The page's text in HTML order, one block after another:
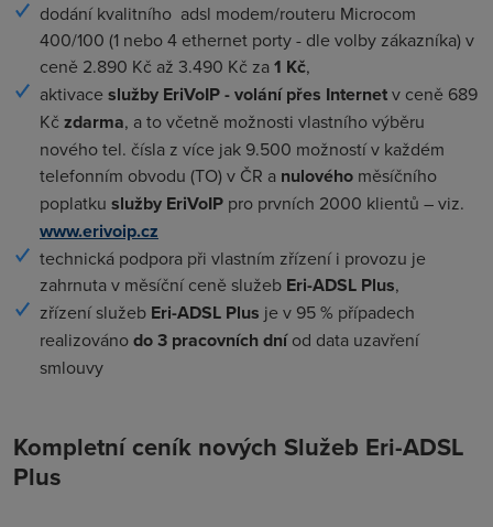
dodání kvalitního adsl modem/routeru Microcom
400/100 (1 nebo 4 ethernet porty - dle volby zákazníka) v
ceně 2.890 Kč až 3.490 Kč za1 Kč,
aktivace služby EriVoIP - volání přes Internetv ceně 689
Kč zdarma, a to včetně možnosti vlastního výběru
nového tel. čísla z více jak 9.500 možností v každém
telefonním obvodu (TO) v ČR a nulového měsíčního
poplatku služby EriVoIP pro prvních 2000 klientů – viz.
www.erivoip.cz
technická podpora při vlastním zřízení i provozu je
zahrnuta v měsíční ceně služeb Eri-ADSL Plus,
zřízení služeb Eri-ADSL Plus je v 95 % případech
realizovánodo 3 pracovních dníod data uzavření
smlouvy
Kompletní ceník nových Služeb Eri-ADSL
Plus